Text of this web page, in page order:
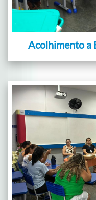
Acolhimento a